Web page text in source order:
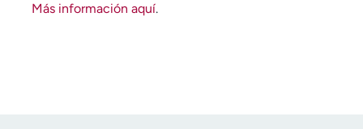
Más información aquí.